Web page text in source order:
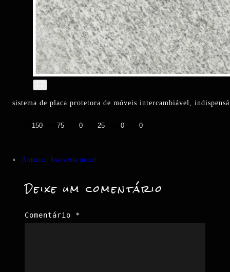
sistema de placa protetora de móveis intercambiável,
150 75 0 25 0 0
« Anterior: boa sexta noite!
Deixe um comentário
Comentário *